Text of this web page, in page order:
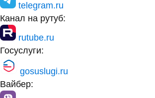
telegram.ru
Канал на рутуб:
rutube.ru
Госуслуги:
gosuslugi.ru
Вайбер: